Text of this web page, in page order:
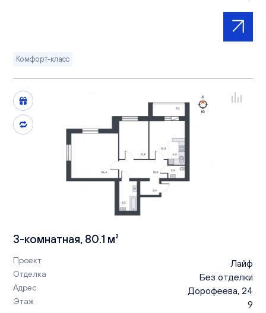
Комфорт-класс
3-комнатная, 80.1 м²
Проект Лайф
Отделка Без отделки
Адрес Дорофеева, 24
Этаж 9